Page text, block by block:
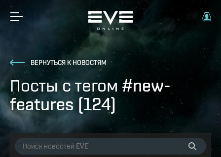
ВЕРНУТЬСЯ К НОВОСТЯМ
Посты с тегом #new-
features (124)